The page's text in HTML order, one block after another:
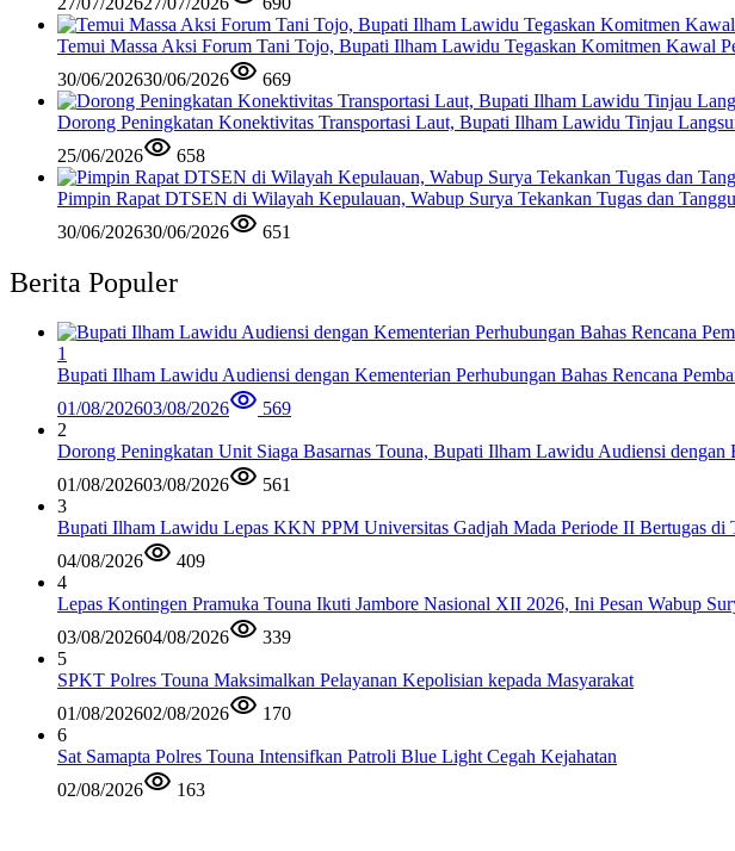
Temui Massa Aksi Forum Tani Tojo, Bupati Ilham Lawidu Tegaskan Komitmen Kawal
30/06/202630/06/2026 669
Dorong Peningkatan Konektivitas Transportasi Laut, Bupati Ilham Lawidu Tinjau
25/06/2026
658
Pimpin Rapat DTSEN di Wilayah Kepulauan, Wabup Surya Tekankan Tugas dan
30/06/202630/06/2026 651
Berita Populer
1
Bupati Ilham Lawidu Audiensi dengan Kementerian Perhubungan Bahas Rencana
01/08/202603/08/2026
569
2
Dorong Peningkatan Unit Siaga Basarnas Touna, Bupati Ilham Lawidu Audiensi dengan
01/08/202603/08/2026
561
3
Bupati Ilham Lawidu Lepas KKN PPM Universitas Gadjah Mada Periode II Bertugas di
04/08/2026
409
4
Lepas Kontingen Pramuka Touna Ikuti Jambore Nasional XII 2026, Ini Pesan Wabup
03/08/202604/08/2026
339
5
SPKT Polres Touna Maksimalkan Pelayanan Kepolisian kepada Masyarakat
01/08/202602/08/2026
170
6
Sat Samapta Polres Touna Intensifkan Patroli Blue Light Cegah Kejahatan
02/08/2026
163